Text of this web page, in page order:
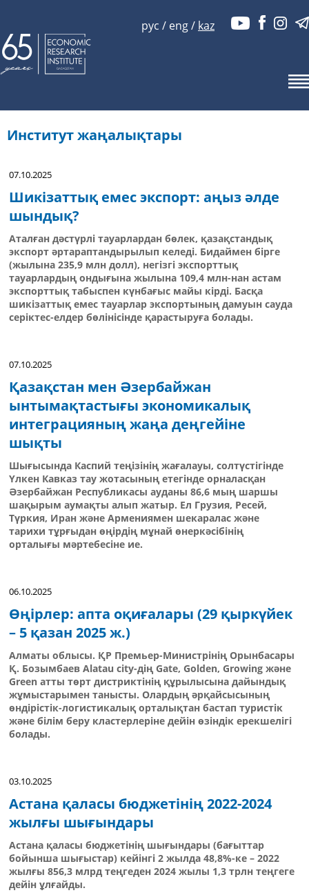
рус / eng/ kaz
Институт жаңалықтары
07.10.2025
Шикізаттық емес экспорт: аңыз әлде
шындық?
Аталған дәстүрлі тауарлардан бөлек, қазақстандық
экспорт әртараптандырылып келеді. Бидаймен бірге
(жылына 235,9 млн долл), негізгі экспорттық
тауарлардың ондығына жылына 109,4 млн-нан астам
экспорттық табыспен күнбағыс майы кірді. Басқа
шикізаттық емес тауарлар экспортының дамуын сауда
серіктес-елдер бөлінісінде қарастыруға болады.
07.10.2025
Қазақстан мен Әзербайжан
ынтымақтастығы экономикалық
интеграцияның жаңа деңгейіне
шықты
Шығысында Каспий теңізінің жағалауы, солтүстігінде
Үлкен Кавказ тау жотасының етегінде орналасқан
Әзербайжан Республикасы ауданы 86,6 мың шаршы
шақырым аумақты алып жатыр. Ел Грузия, Ресей,
Түркия, Иран және Армениямен шекаралас және
тарихи тұрғыдан өңірдің мұнай өнеркәсібінің
орталығы мәртебесіне ие.
06.10.2025
Өңірлер: апта оқиғалары (29 қыркүйек
– 5 қазан 2025 ж.)
Алматы облысы. ҚР Премьер-Министрінің Орынбасары
Қ. Бозымбаев Alatau city-дің Gate, Golden, Growing және
Green атты төрт дистриктінің құрылысына дайындық
жұмыстарымен танысты. Олардың әрқайсысының
өндірістік-логистикалық орталықтан бастап туристік
және білім беру кластерлеріне дейін өзіндік ерекшелігі
болады.
03.10.2025
Астана қаласы бюджетінің 2022-2024
жылғы шығындары
Астана қаласы бюджетінің шығындары (бағыттар
бойынша шығыстар) кейінгі 2 жылда 48,8%-ке – 2022
жылғы 856,3 млрд теңгеден 2024 жылы 1,3 трлн теңгеге
дейін ұлғайды.